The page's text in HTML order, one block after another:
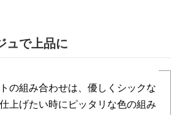
ュで上品に
の組み合わせは、優しくシックな
上げたい時にピッタリな色の組み